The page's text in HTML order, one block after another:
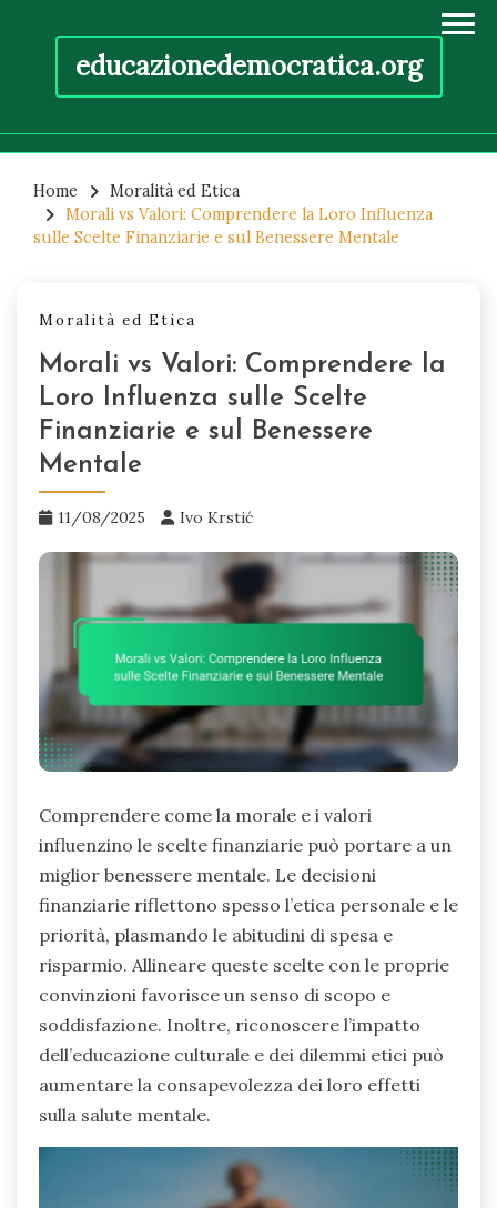
educazionedemocratica.org
content
Home
Moralità ed Etica
Morali vs Valori: Comprendere la Loro Influenza
sulle Scelte Finanziarie e sul Benessere Mentale
Moralità ed Etica
Morali vs Valori: Comprendere la
Loro Influenza sulle Scelte
Finanziarie e sul Benessere
Mentale
11/08/2025 Ivo Krstić
Comprendere come la morale e i valori
influenzino le scelte finanziarie può portare a un
miglior benessere mentale. Le decisioni
finanziarie riflettono spesso l’etica personale e le
priorità, plasmando le abitudini di spesa e
risparmio. Allineare queste scelte con le proprie
convinzioni favorisce un senso di scopo e
soddisfazione. Inoltre, riconoscere l’impatto
dell’educazione culturale e dei dilemmi etici può
aumentare la consapevolezza dei loro effetti
sulla salute mentale.